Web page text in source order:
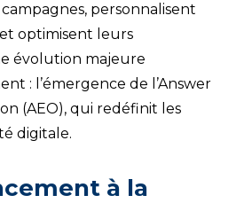
personnalisent
optimisent leurs
évolution majeure
: l’émergence de l’Answer
(AEO), qui redéfinit les
digitale.
à la